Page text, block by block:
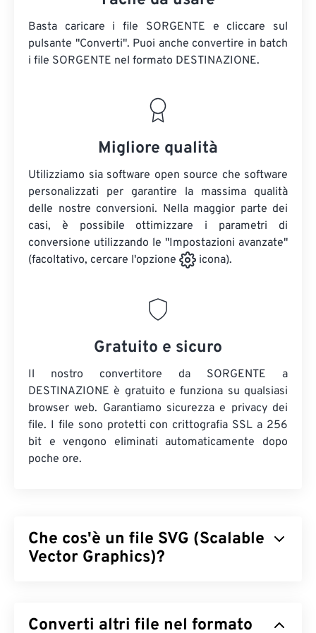
Basta caricare i file SORGENTE e cliccare sul
pulsante "Converti". Puoi anche convertire in batch
i file SORGENTE nel formato DESTINAZIONE.
Migliore qualità
Utilizziamo sia software open source che software
personalizzati per garantire la massima qualità
delle nostre conversioni. Nella maggior parte dei
casi, è possibile ottimizzare i parametri di
conversione utilizzando le "Impostazioni avanzate"
(facoltativo, cercare l'opzione
icona).
Gratuito e sicuro
Il nostro convertitore da SORGENTE a
DESTINAZIONE è gratuito e funziona su qualsiasi
browser web. Garantiamo sicurezza e privacy dei
file. I file sono protetti con crittografia SSL a 256
bit e vengono eliminati automaticamente dopo
poche ore.
Che cos'è un file SVG (Scalable
Vector Graphics)?
basato su Extensible Markup Language (XML
Converti altri file nel formato